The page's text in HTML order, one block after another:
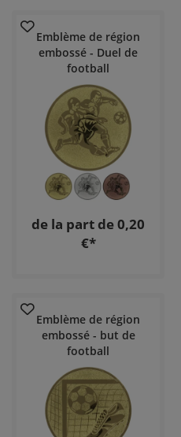
Emblème de région
embossé - Duel de
football
de la part de 0,20
€*
Emblème de région
embossé - but de
football